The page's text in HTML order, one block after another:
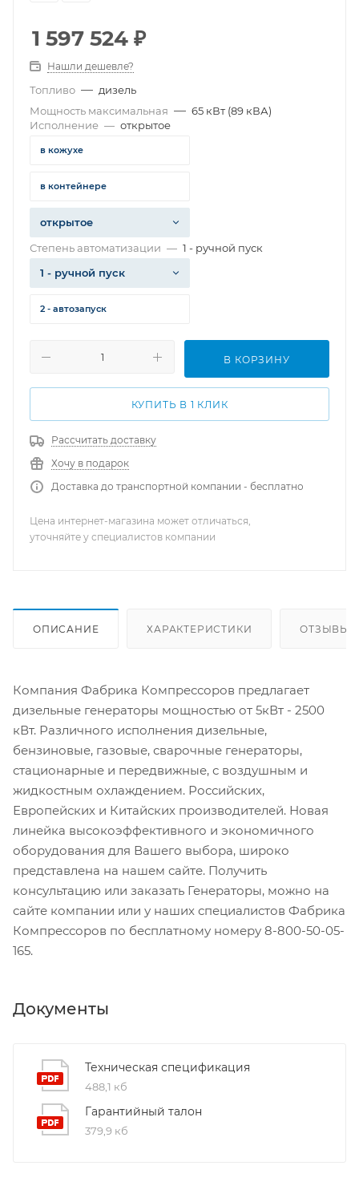
1 597 524 ₽
Нашли дешевле?
Топливо — дизель
Мощность максимальная — 65 кВт (89 кВА)
Исполнение — открытое
в кожухе
в контейнере
открытое
Степень автоматизации — 1 - ручной пуск
1 - ручной пуск
2 - автозапуск
В КОРЗИНУ
КУПИТЬ В 1 КЛИК
Рассчитать доставку
Хочу в подарок
Доставка до транспортной компании - бесплатно
Цена интернет-магазина может отличаться,
уточняйте у специалистов компании
ОПИСАНИЕ ХАРАКТЕРИСТИКИ ОТЗЫВЫ
Компания Фабрика Компрессоров предлагает
дизельные генераторы мощностью от 5кВт - 2500
кВт. Различного исполнения дизельные,
бензиновые, газовые, сварочные генераторы,
стационарные и передвижные, с воздушным и
жидкостным охлаждением. Российских,
Европейских и Китайских производителей. Новая
линейка высокоэффективного и экономичного
оборудования для Вашего выбора, широко
представлена на нашем сайте. Получить
консультацию или заказать Генераторы, можно на
сайте компании или у наших специалистов Фабрика
Компрессоров по бесплатному номеру 8-800-50-05-
165.
Документы
Техническая спецификация
488,1 кб
Гарантийный талон
379,9 кб